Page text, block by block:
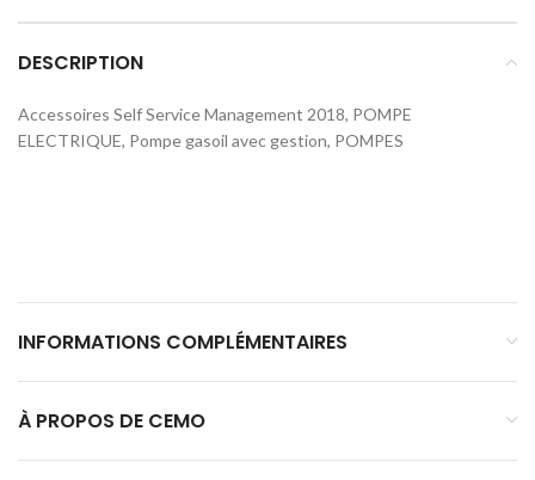
DESCRIPTION
Accessoires Self Service Management 2018, POMPE
ELECTRIQUE, Pompe gasoil avec gestion, POMPES
INFORMATIONS COMPLÉMENTAIRES
À PROPOS DE CEMO